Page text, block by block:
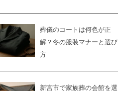
葬儀のコートは何色が正
解？冬の服装マナーと選び
方
新宮市で家族葬の会館を選